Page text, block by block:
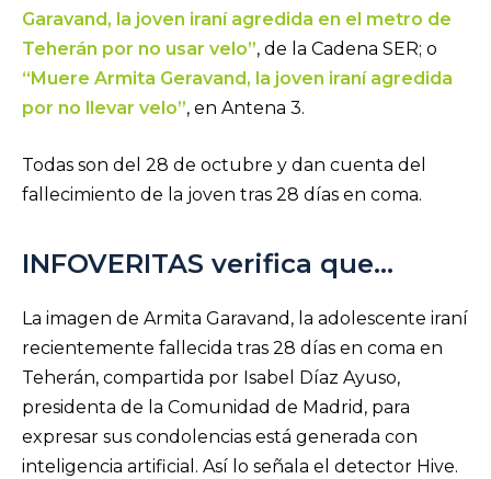
Garavand, la joven iraní agredida en el metro de
Teherán por no usar velo”, de la Cadena SER; o
“Muere Armita Geravand, la joven iraní agredida
por no llevar velo”, en Antena 3.
Todas son del 28 de octubre y dan cuenta del
fallecimiento de la joven tras 28 días en coma.
INFOVERITAS verifica que…
La imagen de Armita Garavand, la adolescente iraní
recientemente fallecida tras 28 días en coma en
Teherán, compartida por Isabel Díaz Ayuso,
presidenta de la Comunidad de Madrid, para
expresar sus condolencias está generada con
inteligencia artificial. Así lo señala el detector Hive.